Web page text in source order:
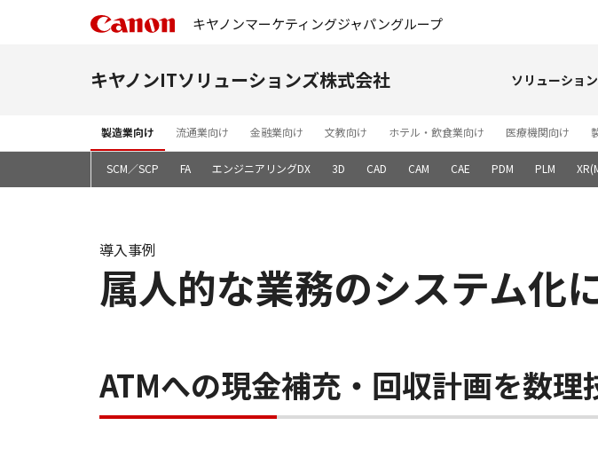
キヤノンマーケティングジャパングループ
キヤノンITソリューションズ株式会社 ソリューショ
製造業向け 流通業向け 金融業向け 文教向け ホテル・飲食業向け 医療機関向け
SCM／SCP FA エンジニアリングDX 3D CAD CAM CAE PDM PLM
属人的な業務のシステム化
導入事例
ATMへの現金補充・回収計画を数